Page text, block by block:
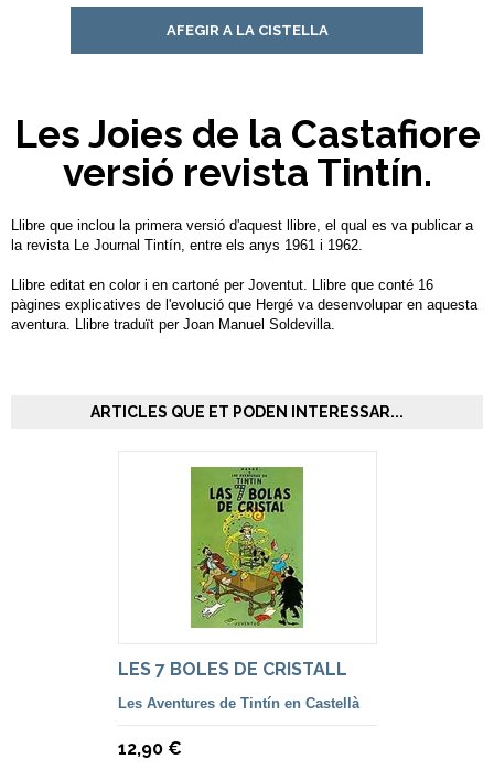
AFEGIR A LA CISTELLA
Les Joies de la Castafiore
versió revista Tintín.
Llibre que inclou la primera versió d'aquest llibre, el qual es va publicar a
la revista Le Journal Tintín, entre els anys 1961 i 1962.​
Llibre editat en color i en cartoné per Joventut. Llibre que conté 16
pàgines explicatives de l'evolució que Hergé va desenvolupar en aquesta
aventura. Llibre traduït per Joan Manuel Soldevilla.
ARTICLES QUE ET PODEN INTERESSAR...
LES 7 BOLES DE CRISTALL
Les Aventures de Tintín en Castellà
12,90 €